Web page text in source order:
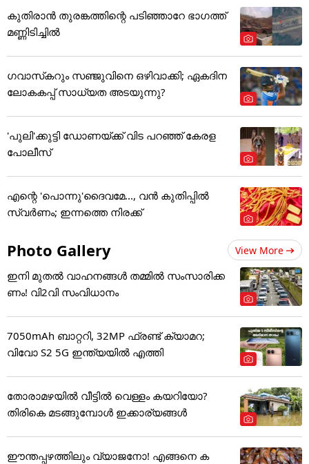
കുതിരാൻ തുരങ്കത്തിന്റെ പടിഞ്ഞാറേ ഭാഗത്ത്
മണ്ണിടിച്ചിൽ
ഗവാസ്‌കറും സഞ്ജുവിനെ ഒഴിവാക്കി; ഏകദിന
ലോകകപ്പ് സാധ്യത അടയുന്നു?
'പുലി'ക്കുട്ടി ഡോണയ്ക്ക് വിട പറഞ്ഞ് കേരള
പോലീസ്
എന്റെ 'പൊന്നു'ദൈവമേ..., വൻ കുതിപ്പിൽ
സ്വർണം; ഇന്നത്തെ നിരക്ക്
Photo Gallery View More
ഇനി മുതൽ വാഹനങ്ങൾ തമ്മിൽ സംസാരിക്ക
ണം! വി2വി സംവിധാനം
7050mAh ബാറ്ററി, 32MP ഫ്രണ്ട് ക്യാമറ;
വിവോ S2 5G ഇന്ത്യയിൽ എത്തി
തോരാമഴയിൽ വീട്ടിൽ വെള്ളം കയറിയോ?
തിരികെ മടങ്ങുമ്പോൾ ഇക്കാര്യങ്ങൾ
ഈന്തപ്പഴത്തിലും വ്യാജനോ! എങ്ങനെ ക